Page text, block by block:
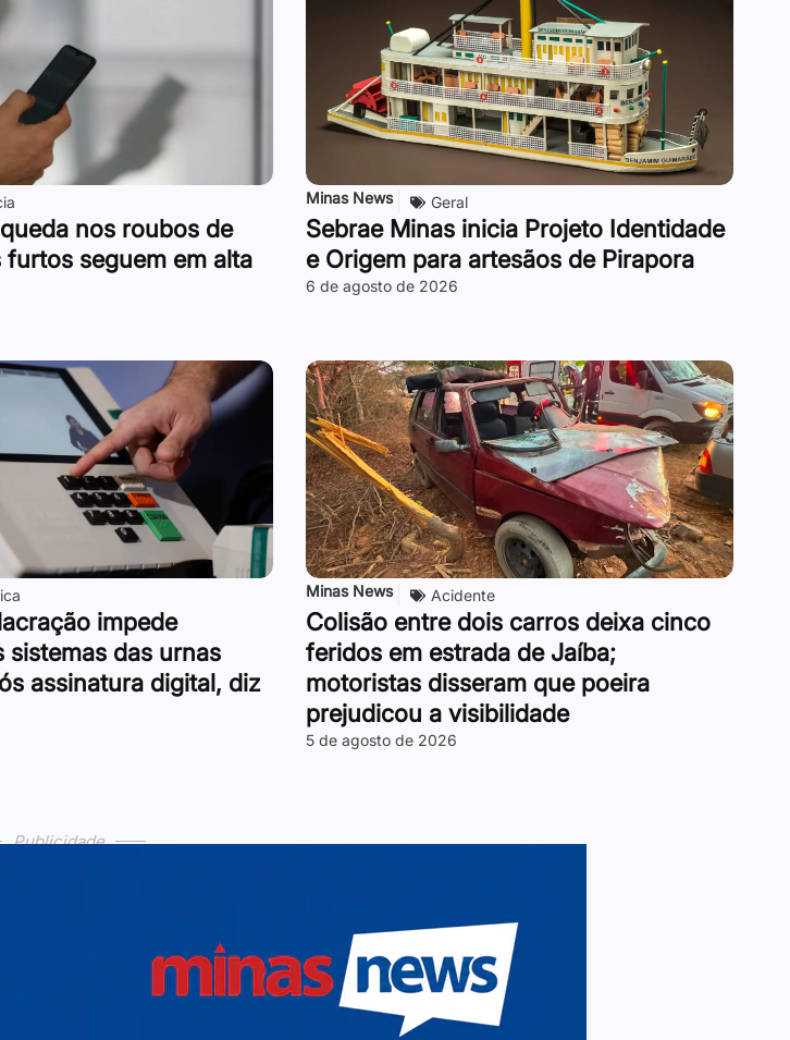
nos roubos de
furtos seguem em alta
Minas News Geral
Sebrae Minas inicia Projeto Identidade
e Origem para artesãos de Pirapora
6 de agosto de 2026
impede
sistemas das urnas
assinatura digital, diz
Minas News Acidente
Colisão entre dois carros deixa cinco
feridos em estrada de Jaíba;
motoristas disseram que poeira
prejudicou a visibilidade
5 de agosto de 2026
Publicidade